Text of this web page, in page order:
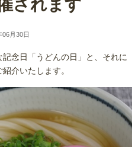
06月30日
念日「うどんの日」と、それに
介いたします。